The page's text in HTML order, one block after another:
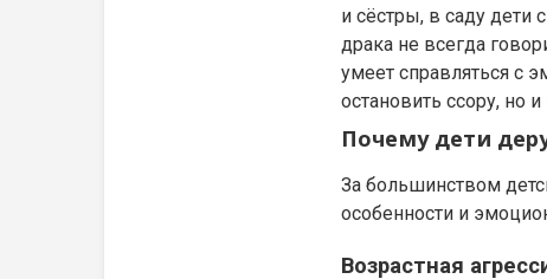
и сёстры, в саду дети
драка не всегда
умеет справляться с
остановить ссору, но
Почему дети
За большинством
особенности и
Возрастная